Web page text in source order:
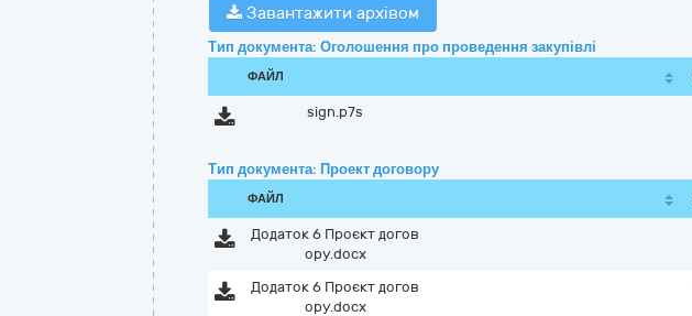
Завантажити архівом
Тип документа: Оголошення про проведення закупівлі
ФАЙЛ
sign.p7s
Тип документа: Проект договору
ФАЙЛ
Додаток 6 Проєкт догов
ору.docx
Додаток 6 Проєкт догов
ору.docx